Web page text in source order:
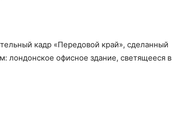
кадр «Передовой край», сделанный
лондонское офисное здание, светящееся в